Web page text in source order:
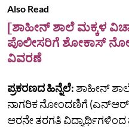
Also Read
[ಶಾಹೀನ್‌ ಶಾಲೆ ಮಕ್ಕಳ
ಪೊಲೀಸರಿಗೆ ಶೋಕಾಸ್‌
ವಿವರಣೆ
ಪ್ರಕರಣದ ಹಿನ್ನೆಲೆ: ಶಾಹೀನ್‌
ನಾಗರಿಕ ನೋಂದಣಿಗೆ
ಆರನೇ ತರಗತಿ ವಿದ್ಯಾರ್ಥಿಗಳಿಂದ